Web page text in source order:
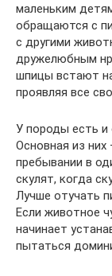
маленьким
обращаются с
с другими
дружелюбным
шпицы встают
проявляя все
У породы есть и
Основная из
пребывании в
скулят, когда
Лучше отучать
Если животное
начинает
пытаться